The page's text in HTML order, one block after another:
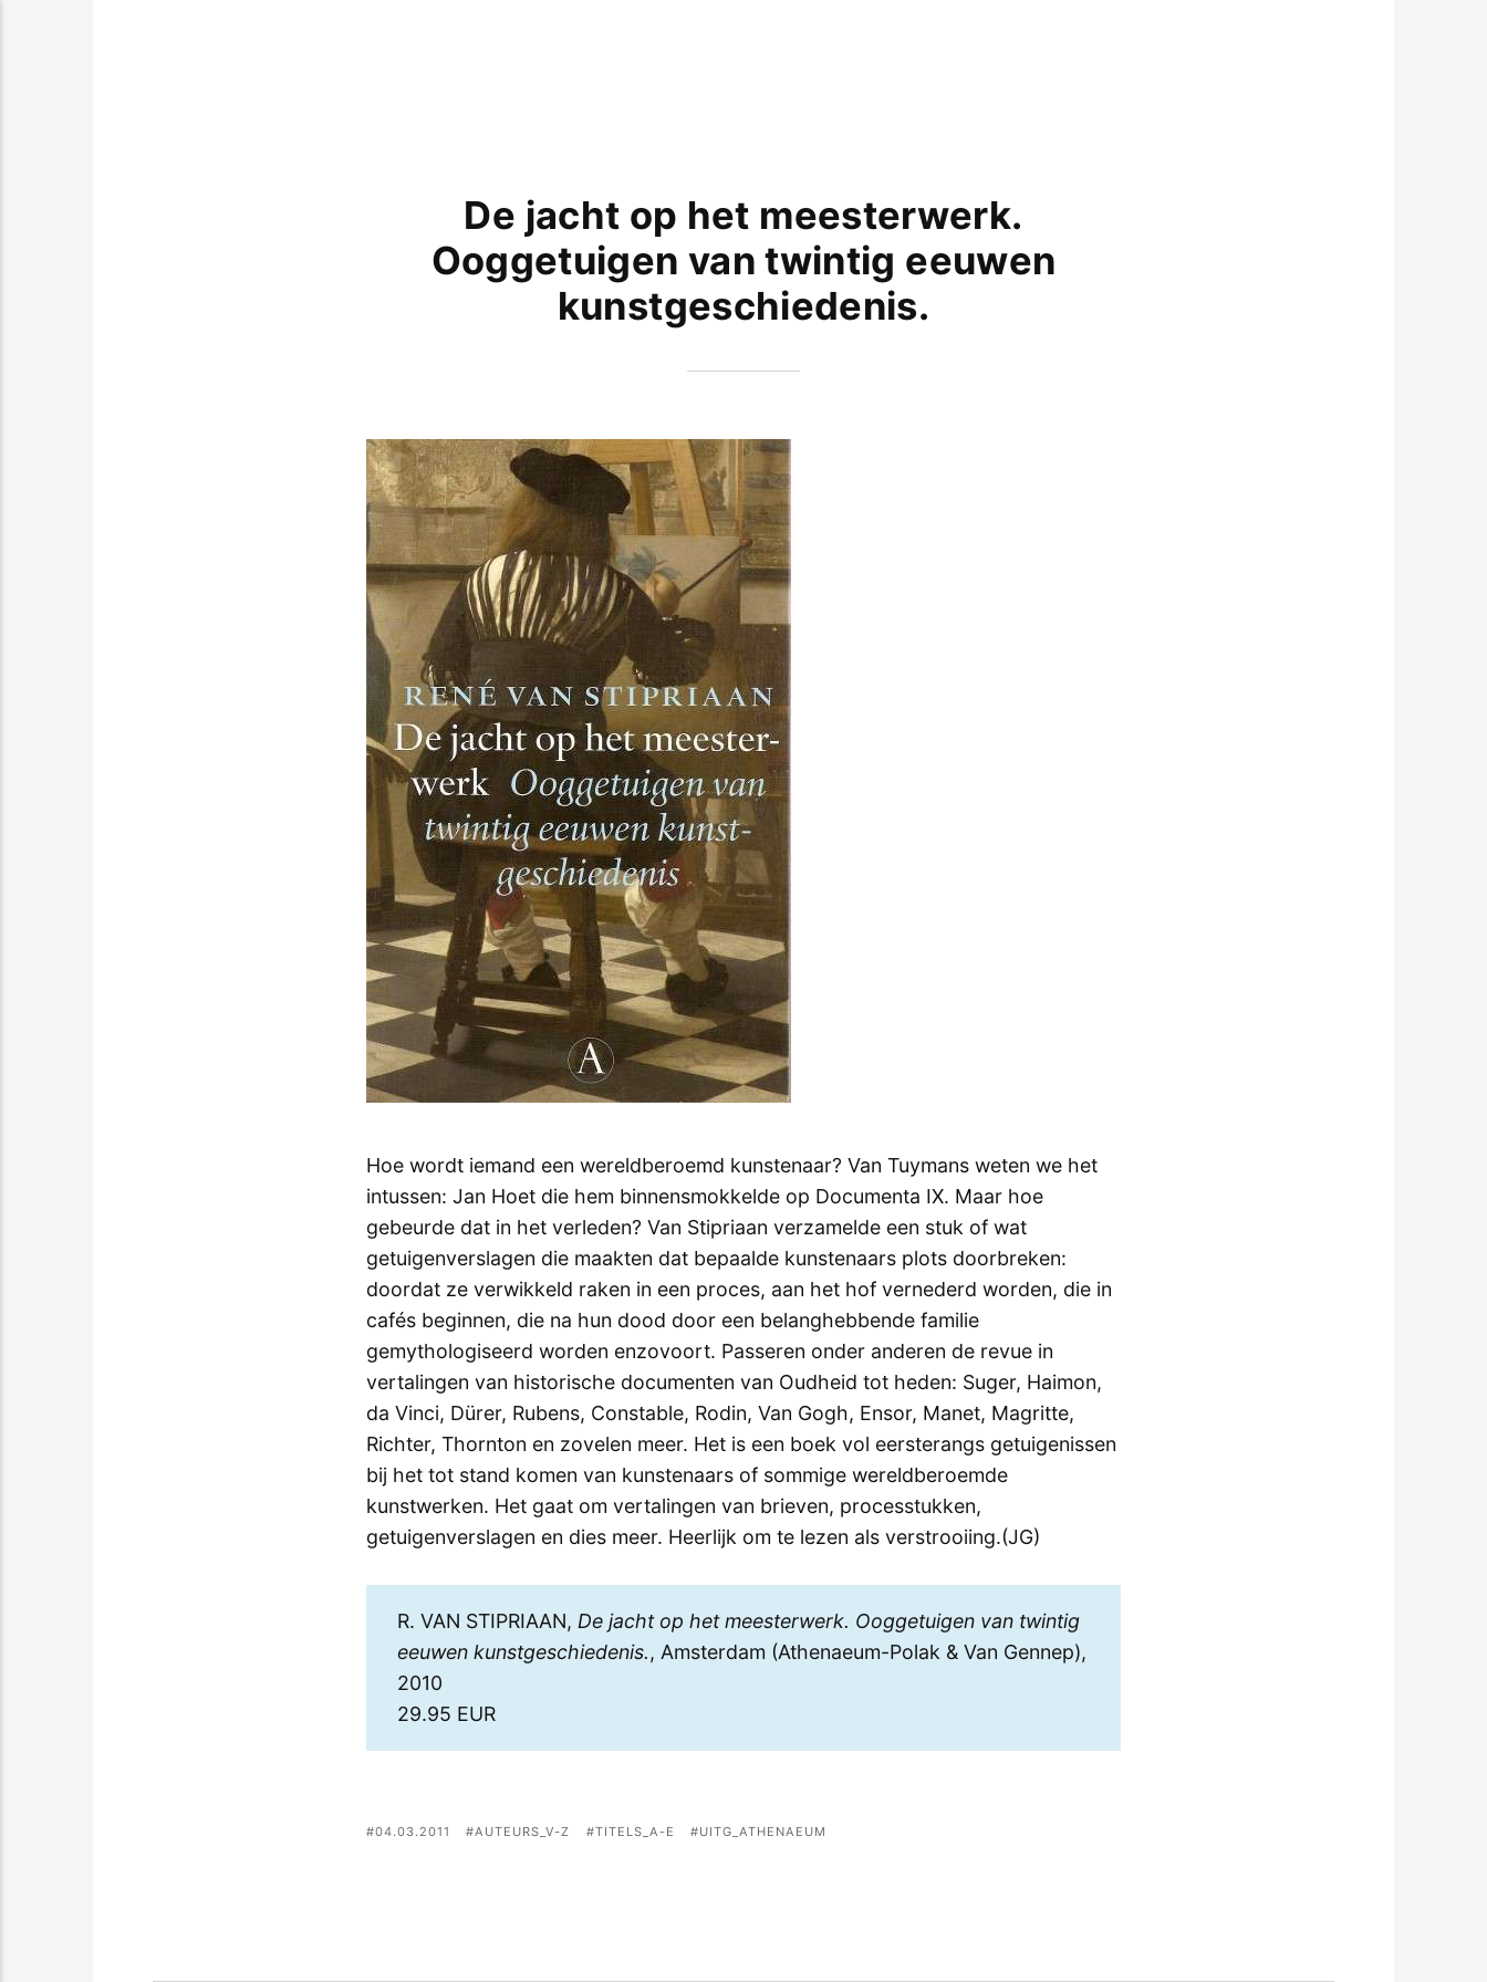
De jacht op het meesterwerk.
Ooggetuigen van twintig eeuwen
kunstgeschiedenis.
Hoe wordt iemand een wereldberoemd kunstenaar? Van Tuymans weten we het
intussen: Jan Hoet die hem binnensmokkelde op Documenta IX. Maar hoe
gebeurde dat in het verleden? Van Stipriaan verzamelde een stuk of wat
getuigenverslagen die maakten dat bepaalde kunstenaars plots doorbreken:
doordat ze verwikkeld raken in een proces, aan het hof vernederd worden, die in
cafés beginnen, die na hun dood door een belanghebbende familie
gemythologiseerd worden enzovoort. Passeren onder anderen de revue in
vertalingen van historische documenten van Oudheid tot heden: Suger, Haimon,
da Vinci, Dürer, Rubens, Constable, Rodin, Van Gogh, Ensor, Manet, Magritte,
Richter, Thornton en zovelen meer. Het is een boek vol eersterangs getuigenissen
bij het tot stand komen van kunstenaars of sommige wereldberoemde
kunstwerken. Het gaat om vertalingen van brieven, processtukken,
getuigenverslagen en dies meer. Heerlijk om te lezen als verstrooiing.(JG)
R. VAN STIPRIAAN, De jacht op het meesterwerk. Ooggetuigen van twintig
eeuwen kunstgeschiedenis., Amsterdam (Athenaeum-Polak & Van Gennep),
2010
29.95 EUR
04.03.2011 AUTEURS_V-Z TITELS_A-E UITG_ATHENAEUM